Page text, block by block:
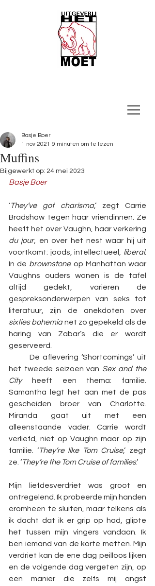
Muffins
Basje Boer
1 nov 2021 9 minuten om te lezen
Bijgewerkt op: 24 mei 2023
Basje Boer
‘They’ve got charisma,’ zegt Carrie
Bradshaw tegen haar vriendinnen. Ze
du jour, en over het nest waar hij uit
voortkomt: joods, intellectueel, liberal.
In de brownstone op Manhattan waar
Vaughns ouders wonen is de tafel
altijd gedekt, variëren de
gespreksonderwerpen van seks tot
sixties bohemia net zo gepekeld als de
haring van Zabar’s die er wordt
geserveerd.
het tweede seizoen van Sex and the
City
heeft een thema: familie.
Samantha legt het aan met de pas
gescheiden broer van Charlotte.
Miranda gaat uit met een
alleenstaande vader. Carrie wordt
verliefd, niet op Vaughn maar op zijn
familie. ‘They’re like Tom Cruise,’ zegt
ze. ‘They’re the Tom Cruise of families.’
Mijn liefdesverdriet was groot en
ontregelend. Ik probeerde mijn handen
eromheen te sluiten, maar telkens als
ik dacht dat ik er grip op had, glipte
het tussen mijn vingers vandaan. Ik
ben iemand van de korte metten. Mijn
verdriet kan de ene dag peilloos lijken
en de volgende dag vergeten zijn, op
een manier die zelfs mij angst